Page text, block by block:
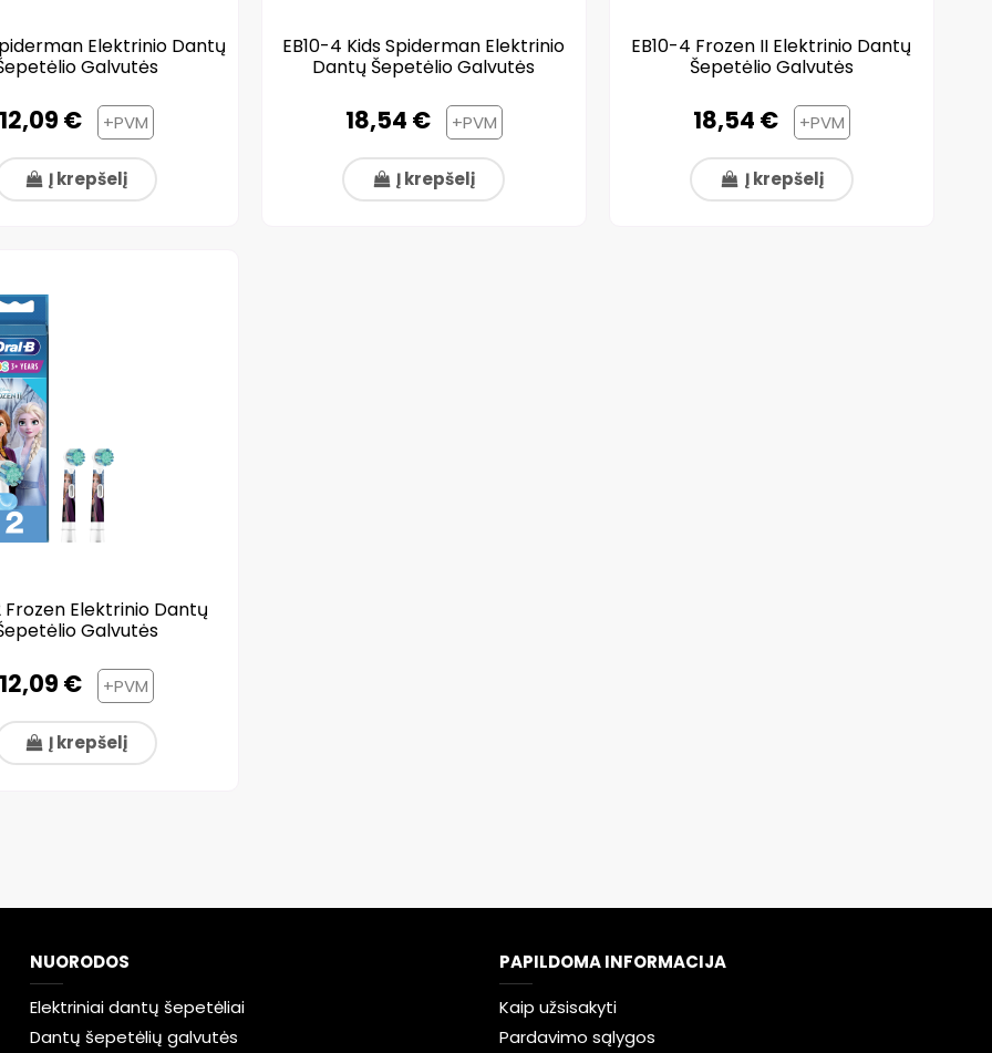
Elektrinio Dantų
Galvutės
12,09 € +PVM
Į krepšelį
EB10-4 Kids Spiderman Elektrinio
Dantų Šepetėlio Galvutės
18,54 € +PVM
Į krepšelį
EB10-4 Frozen II Elektrinio Dantų
Šepetėlio Galvutės
18,54 € +PVM
Į krepšelį
Frozen Elektrinio Dantų
Galvutės
12,09 € +PVM
Į krepšelį
NUORODOS
Elektriniai dantų šepetėliai
Dantų šepetėlių galvutės
PAPILDOMA INFORMACIJA
Kaip užsisakyti
Pardavimo sąlygos